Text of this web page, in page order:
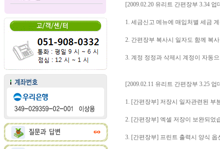
[2009.02.20 유리트 간편장부 3.34 업
1. 세금신고 메뉴에 매입처별 세금
2. 간편장부 복사시 일자도 함께 복
3. 계정 정정과 삭제시 계정이 자동
[2009.02.11 유리트 간편장부 3.25 업
1. [간편장부] 저장시 일자관련된 부
2. [간편장부] 엑셀 저장이 보완되었
3. [간편장부] 프린트 출력시 양식 옵